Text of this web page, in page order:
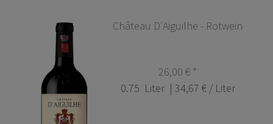
Château D′Aiguilhe - Rotwein
26,00 € *
0.75 Liter | 34,67 € / Liter